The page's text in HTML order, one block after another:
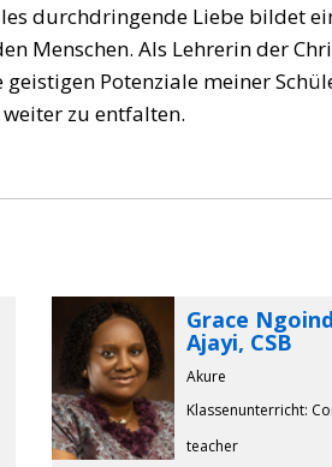
durchdringende Liebe bildet
Menschen. Als Lehrerin der
Potenziale meiner
zu entfalten.
Grace
Ajayi, CSB
Akure
Klassenunterricht:
teacher